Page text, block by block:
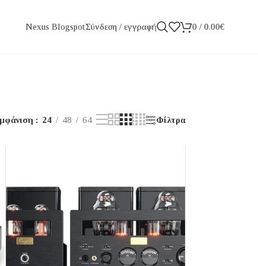
Nexus BlogspotΣύνδεση / εγγραφή 0 / 0.00€
24 48 64 Φίλτρα